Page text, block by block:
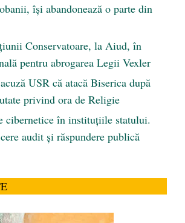
își abandonează o parte din
Conservatoare, la Aiud, în
pentru abrogarea Legii Vexler
USR că atacă Biserica după
privind ora de Religie
cibernetice în instituțiile statului.
audit și răspundere publică